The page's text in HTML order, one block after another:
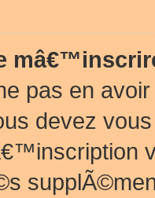
pas en
devez